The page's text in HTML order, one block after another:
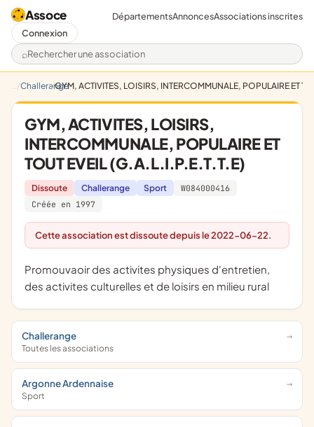
Assoce
Rechercher une association
DépartementsAnnoncesAssociations inscrites
Connexion
ChallerangeGYM, ACTIVITES, LOISIRS, INTERCOMMUNALE, POPULAIRE ET
GYM, ACTIVITES, LOISIRS,
INTERCOMMUNALE, POPULAIRE ET
TOUT EVEIL (G.A.L.I.P.E.T.T.E)
Dissoute Challerange Sport
W084000416
Créée en 1997
Cette association est dissoute depuis le 2022-06-22.
promouvaoir des activites physiques d'entretien,
des activites culturelles et de loisirs en milieu rural
Challerange
Toutes les associations
Argonne Ardennaise
Sport